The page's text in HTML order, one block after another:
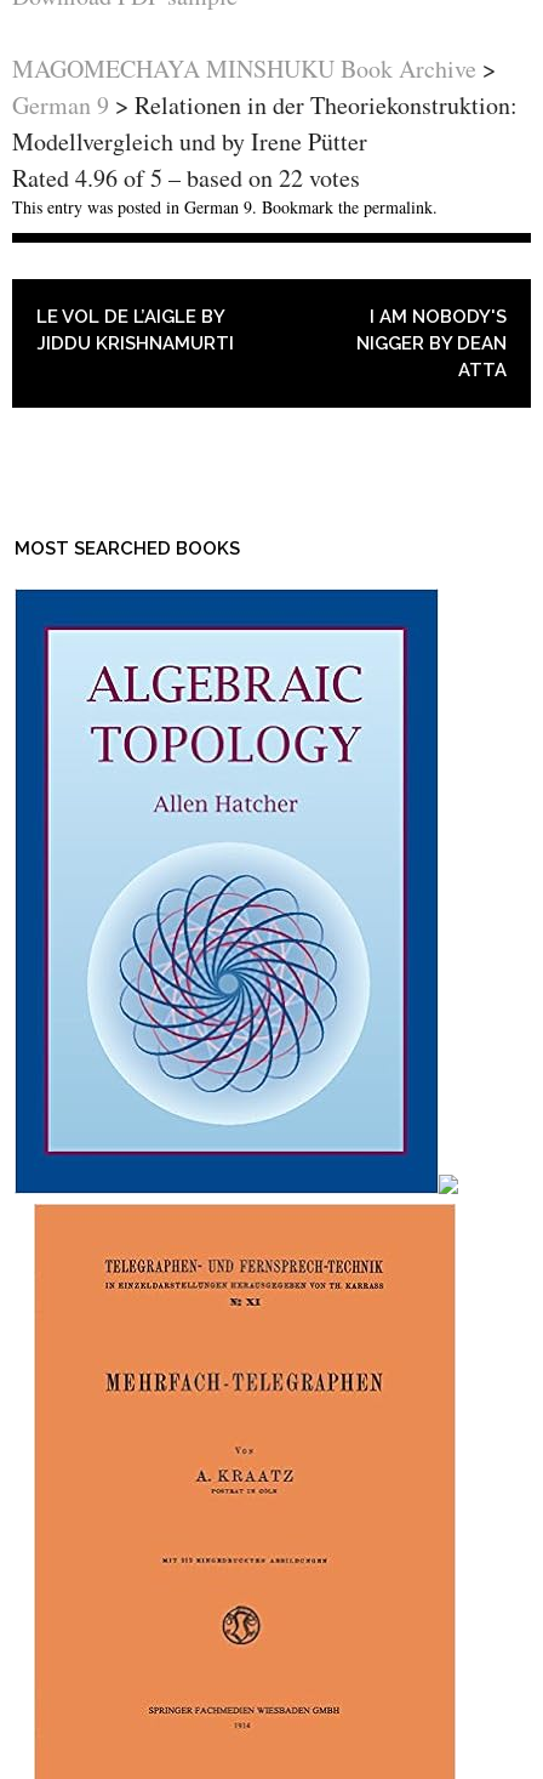
MAGOMECHAYA MINSHUKU Book Archive >
German 9 > Relationen in der Theoriekonstruktion:
Modellvergleich und by Irene Pütter
Rated4.96of5 – based on22votes
This entry was posted in German 9. Bookmark the permalink.
POST NAVIGATION
LE VOL DE L’AIGLE BY
JIDDU KRISHNAMURTI
I AM NOBODY'S
NIGGER BY DEAN
ATTA
MOST SEARCHED BOOKS